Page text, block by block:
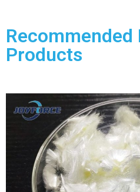
Recommended
Products